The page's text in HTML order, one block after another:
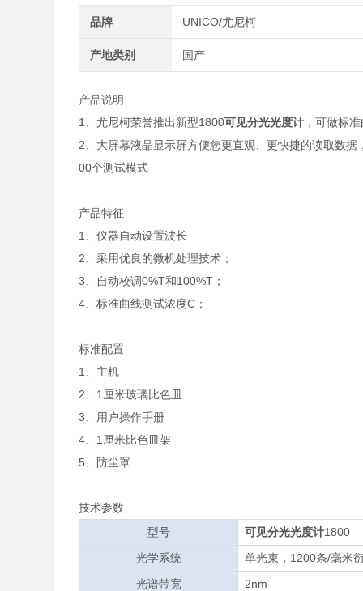
品牌 UNICO/尤尼柯
产地类别 国产
产品说明
1、尤尼柯荣誉推出新型1800可见分光光度计 ，可做标
2、大屏幕液晶显示屏方便您更直观、更快捷的读取数
00个测试模式
产品特征
1、仪器自动设置波长
2、采用优良的微机处理技术；
3、自动校调0%T和100%T；
4、标准曲线测试浓度C；
标准配置
1、主机
2、1厘米玻璃比色皿
3、用户操作手册
4、1厘米比色皿架
5、防尘罩
技术参数
型号
可见分光光度计1800
光学系统
单光束，1200条/毫米
光谱带宽
2nm